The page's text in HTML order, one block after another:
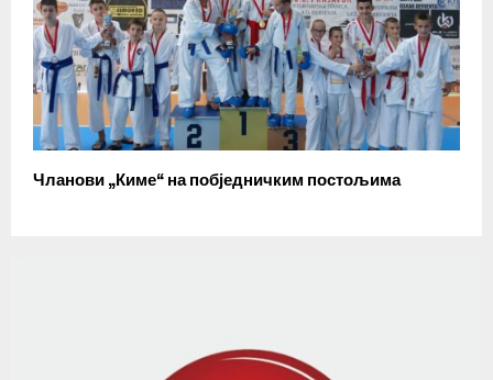
Чланови „Киме“ на побједничким постољима